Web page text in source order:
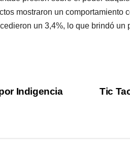
mostraron un comportamiento
un 3,4%, lo que brindó
Tic
Indigencia